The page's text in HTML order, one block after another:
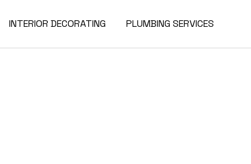
INTERIOR DECORATING PLUMBING SERVICES